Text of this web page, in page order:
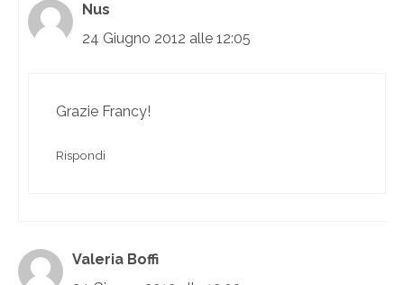
Nus
24 Giugno 2012 alle 12:05
Grazie Francy!
Rispondi
Valeria Boffi